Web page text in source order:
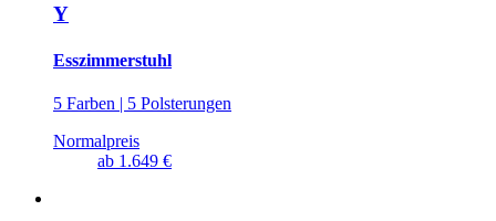
Y
Esszimmerstuhl
5 Farben | 5 Polsterungen
Normalpreis
ab 1.649 €